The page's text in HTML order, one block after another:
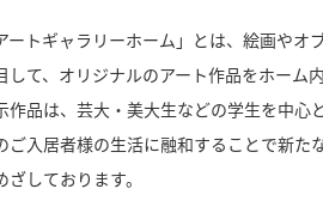
ートギャラリーホーム」とは、絵画や
して、オリジナルのアート作品をホーム
作品は、芸大・美大生などの学生を中
ご入居者様の生活に融和することで新た
ざしております。